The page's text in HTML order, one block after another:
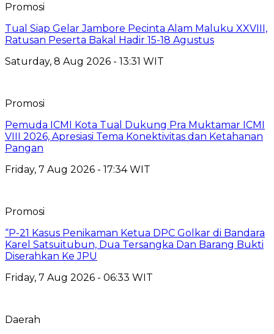
Promosi
Tual Siap Gelar Jambore Pecinta Alam Maluku XXVIII,
Ratusan Peserta Bakal Hadir 15-18 Agustus
Saturday, 8 Aug 2026 - 13:31 WIT
Promosi
Pemuda ICMI Kota Tual Dukung Pra Muktamar ICMI
VIII 2026, Apresiasi Tema Konektivitas dan Ketahanan
Pangan
Friday, 7 Aug 2026 - 17:34 WIT
Promosi
“P-21 Kasus Penikaman Ketua DPC Golkar di Bandara
Karel Satsuitubun, Dua Tersangka Dan Barang Bukti
Diserahkan Ke JPU
Friday, 7 Aug 2026 - 06:33 WIT
Daerah